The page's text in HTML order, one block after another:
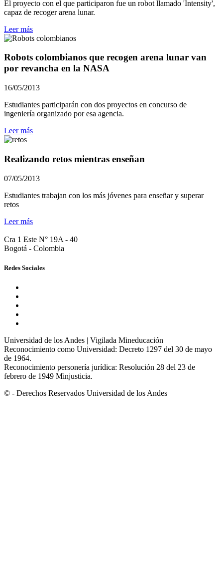
El proyecto con el que participaron fue un robot llamado 'Intensity',
capaz de recoger arena lunar.
Leer más
Robots colombianos que recogen arena lunar van
por revancha en la NASA
16/05/2013
Estudiantes participarán con dos proyectos en concurso de
ingeniería organizado por esa agencia.
Leer más
Realizando retos mientras enseñan
07/05/2013
Estudiantes trabajan con los más jóvenes para enseñar y superar
retos
Leer más
Cra 1 Este N° 19A - 40
Bogotá - Colombia
Redes Sociales
Universidad de los Andes | Vigilada Mineducación
Reconocimiento como Universidad: Decreto 1297 del 30 de mayo
de 1964.
Reconocimiento personería jurídica: Resolución 28 del 23 de
febrero de 1949 Minjusticia.
© - Derechos Reservados Universidad de los Andes